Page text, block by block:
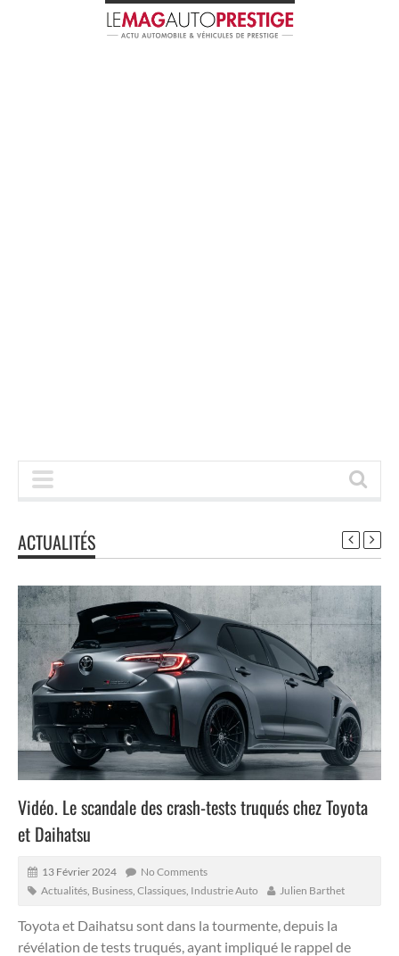
ACTUALITÉS
Vidéo. Le scandale des crash-tests truqués chez Toyota
et Daihatsu
13 Février 2024
No Comments
Actualités Business Classiques Industrie Auto Julien Barthet
Toyota et Daihatsu sont dans la tourmente, depuis la
révélation de tests truqués, ayant impliqué le rappel de